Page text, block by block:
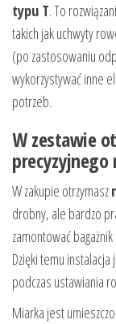
typu T. To
takich jak uchwyty
(po zastosowaniu
wykorzystywać inne
potrzeb.
W zestawie
precyzyjnego
W zakupie otrzymasz
drobny, ale bardzo
zamontować
Dzięki temu
podczas ustawiania
Miarka jest